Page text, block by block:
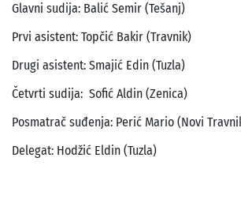
Glavni sudija: Balić Semir (Tešanj)
Prvi asistent: Topčić Bakir (Travnik)
Drugi asistent: Smajić Edin (Tuzla)
Četvrti sudija: Sofić Aldin (Zenica)
Posmatrač suđenja: Perić Mario (Novi
Delegat: Hodžić Eldin (Tuzla)